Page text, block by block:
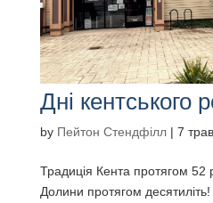
Дні кентського
by Пейтон Стендфілл| 7
Традиція Кента протягом 52
Долини протягом